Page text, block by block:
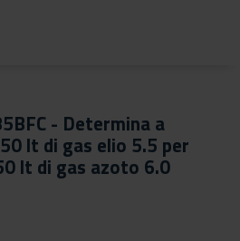
- Determina a
lt di gas elio 5.5 per
lt di gas azoto 6.0